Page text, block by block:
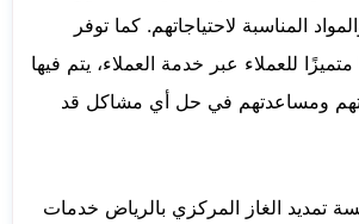
المناسبة لاحتياجاتهم. كما توفر
للعملاء عبر خدمة العملاء، يتم فيها
ومساعدتهم في حل أي مشاكل قد
تمديد الغاز المركزي بالرياض خدمات